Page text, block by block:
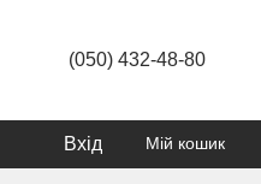
(050) 432-48-80
Вхід Мій кошик